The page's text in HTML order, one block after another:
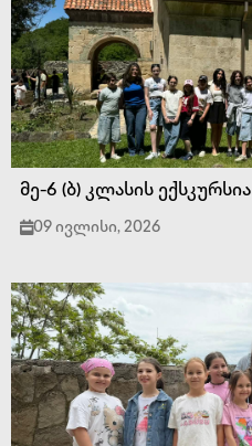
მე-6 (ბ) კლასის ექსკურსია
09 ივლისი, 2026